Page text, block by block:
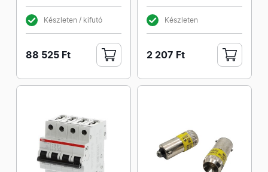
Készleten / kifutó
88 525 Ft
Készleten
2 207 Ft